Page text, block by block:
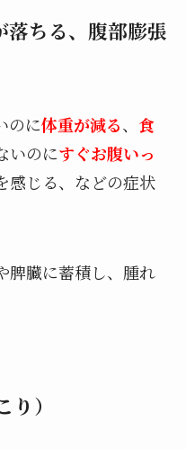
落ちる、腹部膨張
のに体重が減る、 食
いのにすぐお腹いっ
感じる、などの症状
脾臓に蓄積し、腫れ
）